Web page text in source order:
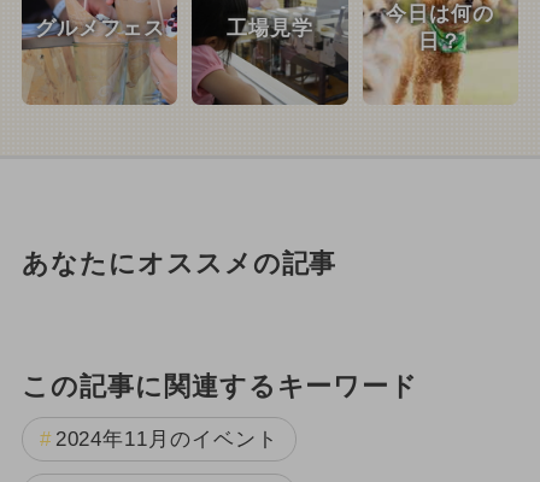
グルメフェス 工場見学
今日は何の
日？
あなたにオススメの記事
この記事に関連するキーワード
2024年11月のイベント